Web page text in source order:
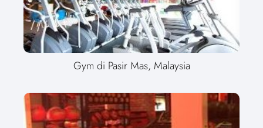
Gym di Pasir Mas, Malaysia